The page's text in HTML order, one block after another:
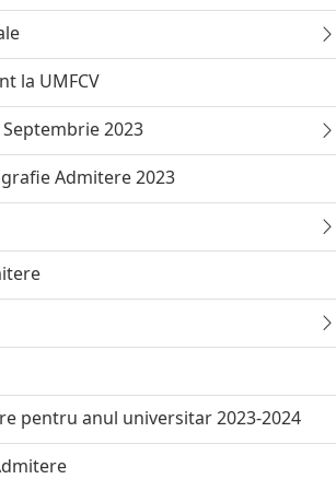
la UMFCV
2023
Admitere 2023
pentru anul universitar 2023-2024